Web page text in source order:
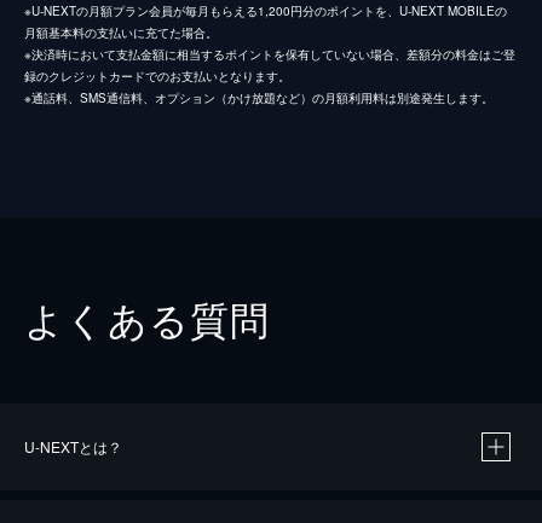
※U-NEXTの月額プラン会員が毎月もらえる1,200円分のポイントを、U-NEXT MOBILEの
月額基本料の支払いに充てた場合。
※決済時において支払金額に相当するポイントを保有していない場合、差額分の料金はご登
録のクレジットカードでのお支払いとなります。
※通話料、SMS通信料、オプション（かけ放題など）の月額利用料は別途発生します。
よくある質問
U-NEXTとは？